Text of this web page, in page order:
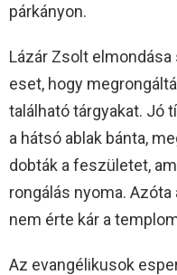
párkányon.
Lázár Zsolt
eset, hogy
található tárgyakat. Jó
a hátsó ablak bánta,
dobták a feszületet,
rongálás nyoma.
nem érte kár a
Az evangélikusok